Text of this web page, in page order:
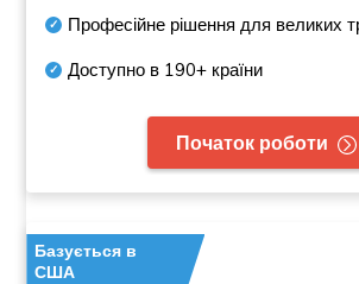
Професійне рішення для великих
Доступно в 190+ країни
Початок роботи
Базується в
США